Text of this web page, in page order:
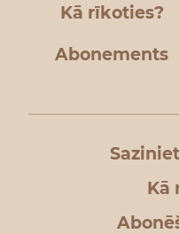
Kā rīkoties?
Abonements
Kā